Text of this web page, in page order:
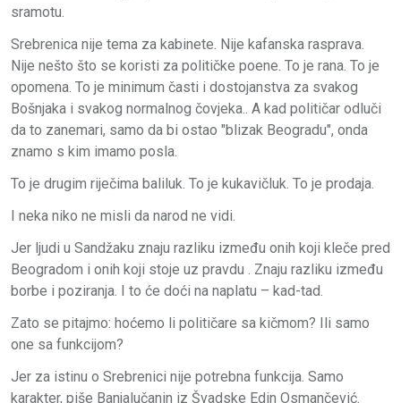
sramotu.
Srebrenica nije tema za kabinete. Nije kafanska rasprava.
Nije nešto što se koristi za političke poene. To je rana. To je
opomena. To je minimum časti i dostojanstva za svakog
Bošnjaka i svakog normalnog čovjeka.. A kad političar odluči
da to zanemari, samo da bi ostao "blizak Beogradu", onda
znamo s kim imamo posla.
To je drugim riječima baliluk. To je kukavičluk. To je prodaja.
I neka niko ne misli da narod ne vidi.
Jer ljudi u Sandžaku znaju razliku između onih koji kleče pred
Beogradom i onih koji stoje uz pravdu . Znaju razliku između
borbe i poziranja. I to će doći na naplatu – kad-tad.
Zato se pitajmo: hoćemo li političare sa kičmom? Ili samo
one sa funkcijom?
Jer za istinu o Srebrenici nije potrebna funkcija. Samo
karakter, piše Banjalučanin iz Švadske Edin Osmančević.